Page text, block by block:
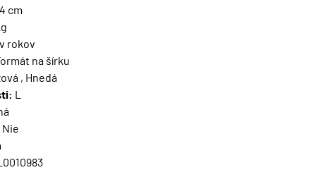
cm
rokov
na šírku
, Hnedá
L
Nie